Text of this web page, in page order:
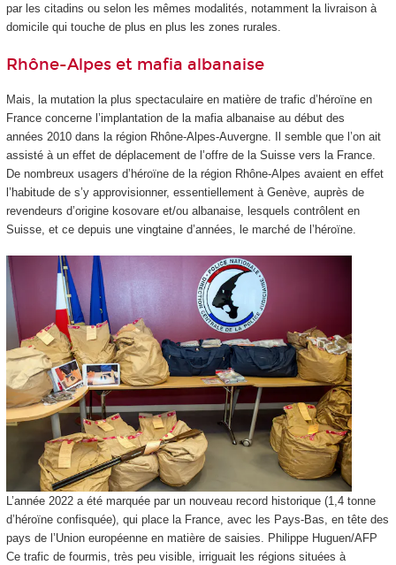
par les citadins ou selon les mêmes modalités, notamment la livraison à
domicile qui touche de plus en plus les zones rurales.
Rhône-Alpes et mafia albanaise
Mais, la mutation la plus spectaculaire en matière de trafic d’héroïne en
France concerne l’implantation de la mafia albanaise au début des
années 2010 dans la région Rhône-Alpes-Auvergne. Il semble que l’on ait
assisté à un effet de déplacement de l’offre de la Suisse vers la France.
De nombreux usagers d’héroïne de la région Rhône-Alpes avaient en effet
l’habitude de s’y approvisionner, essentiellement à Genève, auprès de
revendeurs d’origine kosovare et/ou albanaise, lesquels contrôlent en
Suisse, et ce depuis une vingtaine d’années, le marché de l’héroïne.
L’année 2022 a été marquée par un nouveau record historique (1,4 tonne
d’héroïne confisquée), qui place la France, avec les Pays-Bas, en tête des
pays de l’Union européenne en matière de saisies.
Philippe Huguen/AFP
Ce trafic de fourmis, très peu visible, irriguait les régions situées à